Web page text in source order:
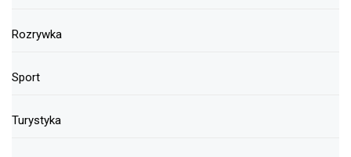
Rozrywka
Sport
Turystyka